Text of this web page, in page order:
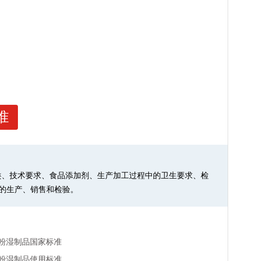
技术要求、食品添加剂、生产加工过程中的卫生要求、检
产、销售和检验。
湿制品国家标准
湿制品使用标准